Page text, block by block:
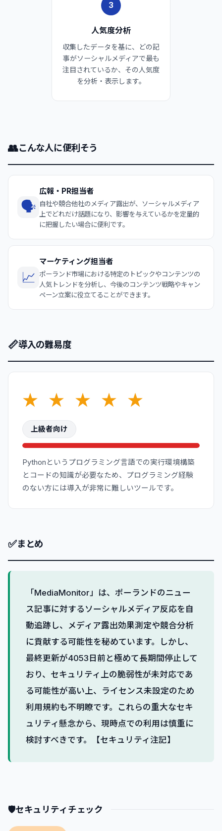
3
人気度分析
収集したデータを基に、どの記
事がソーシャルメディアで最も
注目されているか、その人気度
を分析・表示します。
👥こんな人に便利そう
🗣️
広報・PR担当者
自社や競合他社のメディア露出が、ソーシャルメディア
上でどれだけ話題になり、影響を与えているかを定量的
に把握したい場合に便利です。
📈
マーケティング担当者
ポーランド市場における特定のトピックやコンテンツの
人気トレンドを分析し、今後のコンテンツ戦略やキャン
ペーン立案に役立てることができます。
📏導入の難易度
★ ★ ★ ★ ★
上級者向け
Pythonというプログラミング言語での実行環境構築
とコードの知識が必要なため、プログラミング経験
のない方には導入が非常に難しいツールです。
✅まとめ
「MediaMonitor」は、ポーランドのニュー
ス記事に対するソーシャルメディア反応を自
動追跡し、メディア露出効果測定や競合分析
に貢献する可能性を秘めています。しかし、
最終更新が4053日前と極めて長期間停止して
おり、セキュリティ上の脆弱性が未対応であ
る可能性が高い上、ライセンス未設定のため
利用規約も不明瞭です。これらの重大なセキ
ュリティ懸念から、現時点での利用は慎重に
検討すべきです。【セキュリティ注記】
🛡セキュリティチェック